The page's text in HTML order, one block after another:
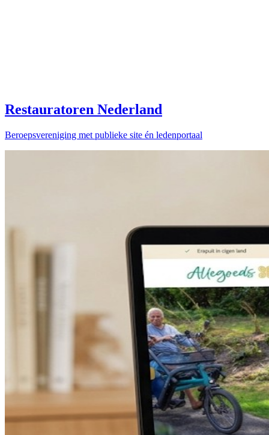
Restauratoren Nederland
Beroepsvereniging met publieke site én ledenportaal